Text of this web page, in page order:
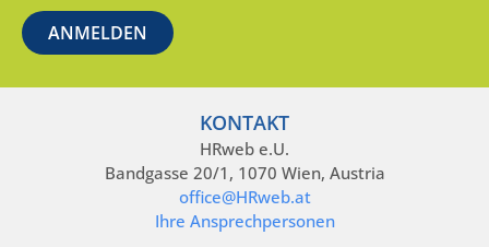
KONTAKT
HRweb e.U.
Bandgasse 20/1, 1070 Wien, Austria
office@HRweb.at
Ihre Ansprechpersonen